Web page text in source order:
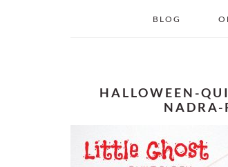
BLOG
HALLOWEEN-
NADRA-